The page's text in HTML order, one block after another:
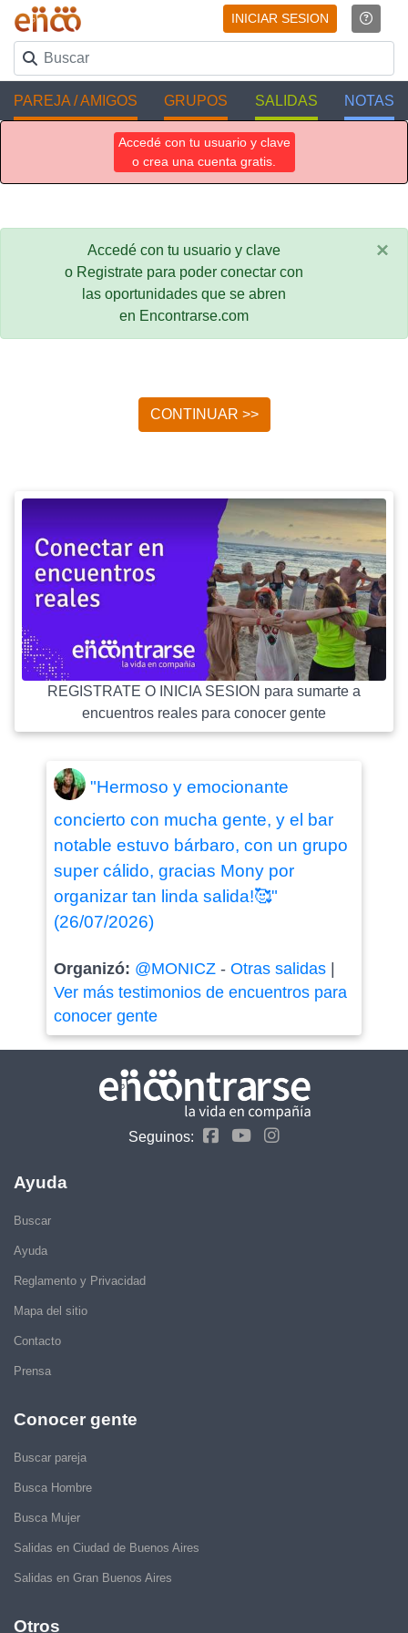
INICIAR SESION
PAREJA / AMIGOS GRUPOS SALIDAS NOTAS
Accedé con tu usuario y clave
o crea una cuenta gratis.
Accedé con tu usuario y clave
o Registrate para poder conectar con
las oportunidades que se abren
en Encontrarse.com
×
CONTINUAR >>
REGISTRATE O INICIA SESION para sumarte a
encuentros reales para conocer gente
"Hermoso y emocionante
concierto con mucha gente, y el bar
notable estuvo bárbaro, con un grupo
super cálido, gracias Mony por
organizar tan linda salida!🥰"
(26/07/2026)
Organizó: @MONICZ- Otras salidas|
Ver más testimonios de encuentros para
conocer gente
Seguinos:
Ayuda
Buscar
Ayuda
Reglamento y Privacidad
Mapa del sitio
Contacto
Prensa
Conocer gente
Buscar pareja
Busca Hombre
Busca Mujer
Salidas en Ciudad de Buenos Aires
Salidas en Gran Buenos Aires
Otros